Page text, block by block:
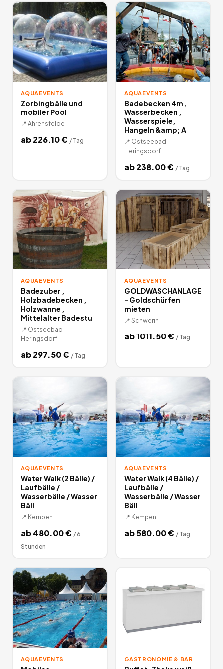
AQUAEVENTS
Zorbingbälle und
mobiler Pool
📍 Ahrensfelde
ab226.10€ / Tag
AQUAEVENTS
Badebecken 4m ,
Wasserbecken ,
Wasserspiele,
Hangeln &amp; A
📍 Ostseebad
Heringsdorf
ab238.00€ / Tag
AQUAEVENTS
Badezuber ,
Holzbadebecken ,
Holzwanne ,
Mittelalter Badestu
📍 Ostseebad
Heringsdorf
ab297.50€ / Tag
AQUAEVENTS
GOLDWASCHANLAGE
- Goldschürfen
mieten
📍 Schwerin
ab1011.50€ / Tag
AQUAEVENTS
Water Walk (2 Bälle) /
Laufbälle /
Wasserbälle / Wasser
Bäll
📍 Kempen
ab480.00€ / 6
Stunden
AQUAEVENTS
Water Walk (4 Bälle) /
Laufbälle /
Wasserbälle / Wasser
Bäll
📍 Kempen
ab580.00€ / Tag
AQUAEVENTS GASTRONOMIE & BAR